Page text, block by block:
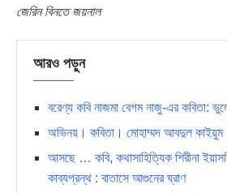
জেরিন বিনতে জয়নাল
আরও পড়ুন
বরেণ্য কবি নাজমা বেগম নাজু-এর কবিতা:
অভিনয়। কবিতা। মোহাম্মদ আবদুল কাইয়ুম
আসছে … কবি, কথাসাহিত্যিক শিরীনা
কাব্যগ্রন্থ : বাতাসে আগুনের ঘ্রাণ